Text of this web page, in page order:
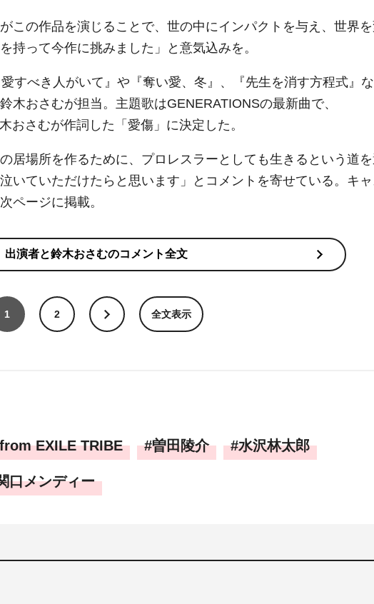
この作品を演じることで、世の中にインパクトを与え、世界
持って今作に挑みました」と意気込みを。
すべき人がいて』や『奪い愛、冬』、『先生を消す方程式』な
木おさむが担当。主題歌はGENERATIONSの最新曲で、
おさむが作詞した「愛傷」に決定した。
居場所を作るために、プロレスラーとしても生きるという道
いていただけたらと思います」とコメントを寄せている。キ
ページに掲載。
出演者と鈴木おさむのコメント全文
1 2 全文表示
EXILE TRIBE 曽田陵介 水沢林太郎
口メンディー